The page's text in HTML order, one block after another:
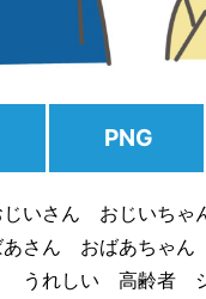
PNG
いさん おじいち
さん おばあちゃ
うれしい 高齢者